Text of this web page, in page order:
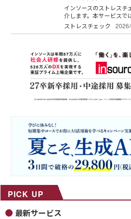
インソースのストレスチ
介します。本サービスで
ストレスチェック
PICK UP
最新サービス